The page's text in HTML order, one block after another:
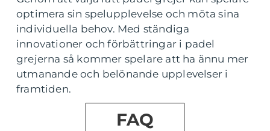
optimera sin spelupplevelse och möta sina
individuella behov. Med ständiga
innovationer och förbättringar i padel
grejerna så kommer spelare att ha ännu mer
utmanande och belönande upplevelser i
framtiden.
FAQ